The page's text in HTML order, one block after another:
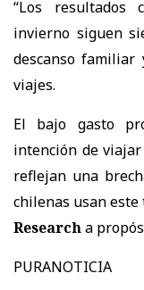
“Los resultados
invierno siguen
descanso familiar
viajes.
El bajo gasto
intención de
reflejan una
chilenas usan
Researcha
PURANOTICIA